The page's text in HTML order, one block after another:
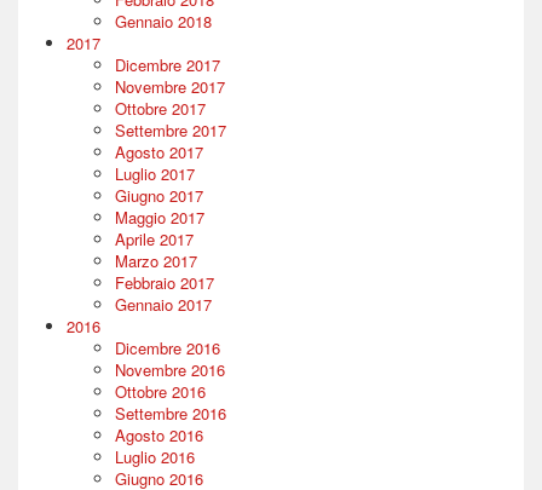
Gennaio 2018
2017
Dicembre 2017
Novembre 2017
Ottobre 2017
Settembre 2017
Agosto 2017
Luglio 2017
Giugno 2017
Maggio 2017
Aprile 2017
Marzo 2017
Febbraio 2017
Gennaio 2017
2016
Dicembre 2016
Novembre 2016
Ottobre 2016
Settembre 2016
Agosto 2016
Luglio 2016
Giugno 2016